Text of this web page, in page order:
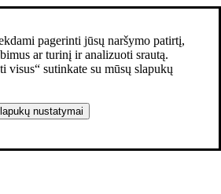
pagerinti jūsų naršymo patirtį,
ar turinį ir analizuoti srautą.
visus“ sutinkate su mūsų slapukų
nustatymai